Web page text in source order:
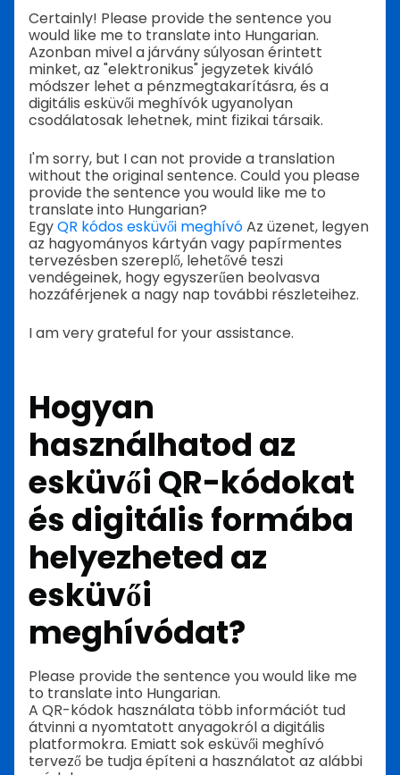
Certainly! Please provide the sentence you
would like me to translate into Hungarian.
Azonban mivel a járvány súlyosan érintett
minket, az "elektronikus" jegyzetek kiváló
módszer lehet a pénzmegtakarításra, és a
digitális esküvői meghívók ugyanolyan
csodálatosak lehetnek, mint fizikai társaik.
I'm sorry, but I can not provide a translation
without the original sentence. Could you please
provide the sentence you would like me to
translate into Hungarian?
EgyQR kódos esküvői meghívóAz üzenet, legyen
az hagyományos kártyán vagy papírmentes
tervezésben szereplő, lehetővé teszi
vendégeinek, hogy egyszerűen beolvasva
hozzáférjenek a nagy nap további részleteihez.
I am very grateful for your assistance.
Hogyan
használhatod az
esküvői QR-kódokat
és digitális formába
helyezheted az
esküvői
meghívódat?
Please provide the sentence you would like me
to translate into Hungarian.
A QR-kódok használata több információt tud
átvinni a nyomtatott anyagokról a digitális
platformokra. Emiatt sok esküvői meghívó
tervező be tudja építeni a használatot az alábbi